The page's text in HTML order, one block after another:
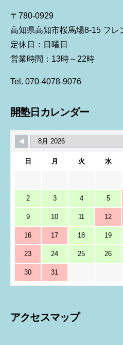
〒780-0929
高知県高知市桜馬場8-15 フレ
定休日：日曜日
営業時間：13時～22時
Tel. 070-4078-9076
開塾日カレンダー
日 月 火 水
2 3 4 5
9 10 11 12
16 17 18 19
23 24 25 26
30 31
アクセスマップ